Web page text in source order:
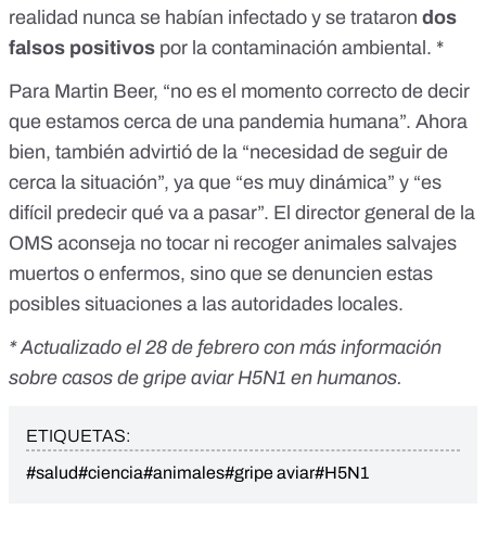
realidad nunca se habían infectado y se trataron dos
falsos positivos por la contaminación ambiental . *
Para Martin Beer, “no es el momento correcto de decir
que estamos cerca de una pandemia humana”. Ahora
bien, también advirtió de la “necesidad de seguir de
cerca la situación”, ya que “es muy dinámica” y “es
difícil predecir qué va a pasar”. El director general de la
OMS aconseja no tocar ni recoger animales salvajes
muertos o enfermos, sino que se denuncien estas
posibles situaciones a las autoridades locales.
* Actualizado el 28 de febrero con más información
sobre casos de gripe aviar H5N1 en humanos.
ETIQUETAS:
#salud#ciencia#animales#gripe aviar#H5N1